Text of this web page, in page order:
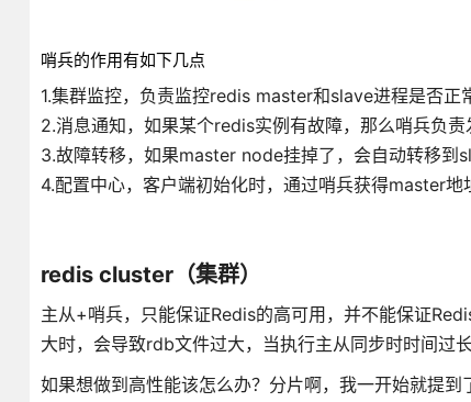
哨兵的作用有如下几点
1.集群监控，负责监控redis master和slave进程是否正
2.消息通知，如果某个redis实例有故障，那么哨兵负
3.故障转移，如果master node挂掉了，会自动转移到
4.配置中心，客户端初始化时，通过哨兵获得master
redis cluster（集群）
主从+哨兵，只能保证Redis的高可用，并不能保证
大时，会导致rdb文件过大，当执行主从同步时时间过长
如果想做到高性能该怎么办？分片啊，我一开始就提